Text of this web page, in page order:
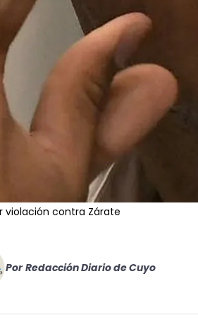
violación contra Zárate
Por Redacción Diario de Cuyo